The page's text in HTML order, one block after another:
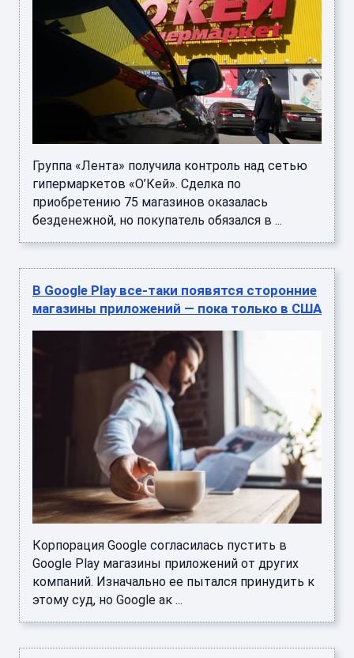
Группа «Лента» получила контроль над сетью
гипермаркетов «О’Кей». Сделка по
приобретению 75 магазинов оказалась
безденежной, но покупатель обязался в ...
В Google Play все-таки появятся сторонние
магазины приложений — пока только в США
Корпорация Google согласилась пустить в
Google Play магазины приложений от других
компаний. Изначально ее пытался принудить к
этому суд, но Google ак ...